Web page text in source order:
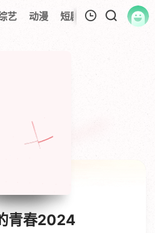
艺 动漫 短剧大全 纪录片
影片的记录
青春2024